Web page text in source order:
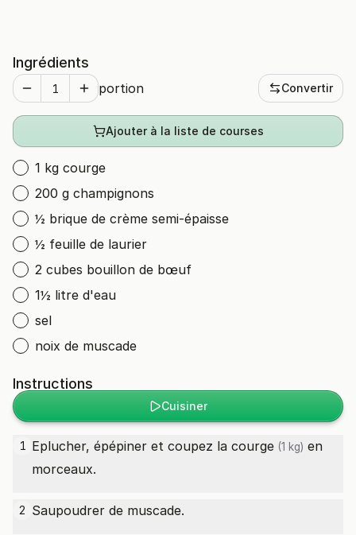
Ingrédients
portion Convertir
Ajouter à la liste de courses
1 kg courge
200 g champignons
½ brique de crème semi-épaisse
½ feuille de laurier
2 cubes bouillon de bœuf
1½ litre d'eau
sel
noix de muscade
Instructions
Cuisiner
1 Eplucher, épépiner et coupez la courge (1 kg) en
morceaux.
2 Saupoudrer de muscade.